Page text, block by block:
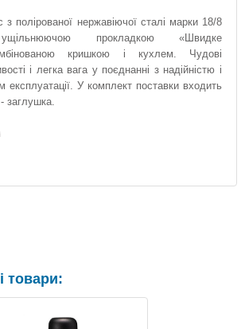
з полірованої нержавіючої сталі марки 18/8
ущільнюючою прокладкою «Швидке
кришкою і кухлем. Чудові
і легка вага у поєднанні з надійністю і
експлуатації. У комплект поставки входить
заглушка.
товари: